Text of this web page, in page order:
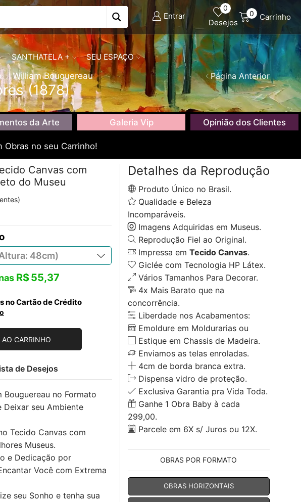
Entrar
0
Desejos
0 Carrinho
SANTHATELA + SEU ESPAÇO
William Bouguereau
(1878)
Página Anterior
da Arte Galeria Vip Opinião dos Clientes
Obras no seu Carrinho!
Canvas com
do Museu
R$55,37
no Cartão de Crédito
CARRINHO
de Desejos
Bouguereau no Formato
seu Ambiente
Tecido Canvas com
Museus.
e Dedicação por
Você com Extrema
seu Sonho e tenha sua
Detalhes da Reprodução
Produto Único no Brasil.
Qualidade e Beleza
Incomparáveis.
Imagens Adquiridas em Museus.
Reprodução Fiel ao Original.
Impressa em Tecido Canvas.
Giclée com Tecnologia HP Látex.
Vários Tamanhos Para Decorar.
4x Mais Barato que na
concorrência.
Liberdade nos Acabamentos:
Emoldure em Moldurarias ou
Estique em Chassis de Madeira.
Enviamos as telas enroladas.
4cm de borda branca extra.
Dispensa vidro de proteção.
Exclusiva Garantia pra Vida Toda.
Ganhe 1 Obra Baby à cada
299,00.
Parcele em 6X s/ Juros ou 12X.
OBRAS POR FORMATO
OBRAS HORIZONTAIS